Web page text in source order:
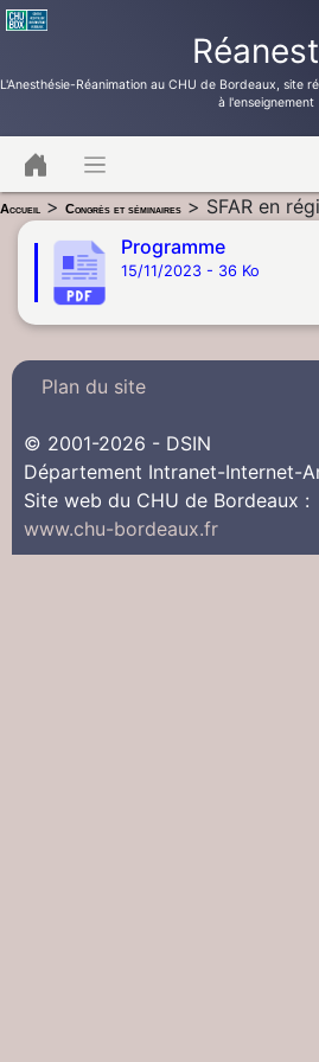
L'Anesthésie-Réanimation au CHU de Bordeaux, site
à l'enseignement
Accueil > Congrès et séminaires > SFAR en
Programme
15/11/2023 - 36 Ko
Plan du site
© 2001-2026 - DSIN
Département Intranet-Internet-
Site web du CHU de Bordeaux :
www.chu-bordeaux.fr